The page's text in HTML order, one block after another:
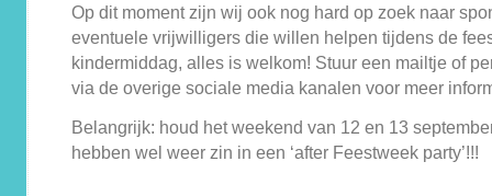
Op dit moment zijn wij ook nog hard op zoek naar
eventuele vrijwilligers die willen helpen tijdens de
kindermiddag, alles is welkom! Stuur een mailtje of
via de overige sociale media kanalen voor meer
Belangrijk: houd het weekend van 12 en 13
hebben wel weer zin in een ‘after Feestweek party’!!!